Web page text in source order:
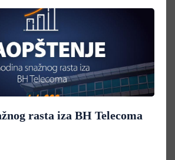
rasta iza BH Telecoma